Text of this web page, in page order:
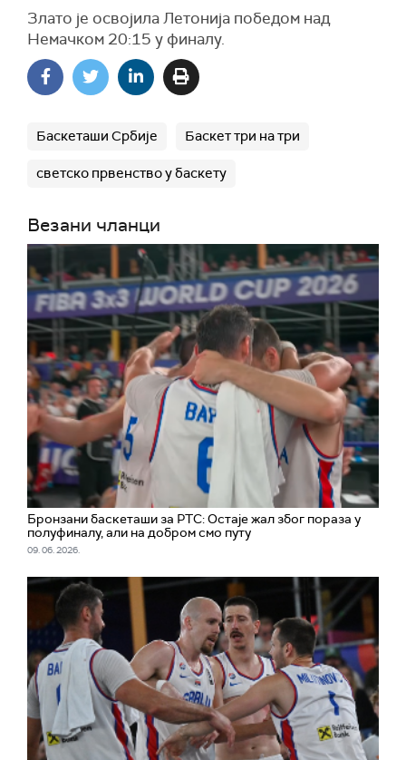
Злато је освојила Летонија победом над
Немачком 20:15 у финалу.
Баскеташи Србије Баскет три на три
светско првенство у баскету
Везани чланци
Бронзани баскеташи за РТС: Остаје жал због пораза у
полуфиналу, али на добром смо путу
09. 06. 2026.